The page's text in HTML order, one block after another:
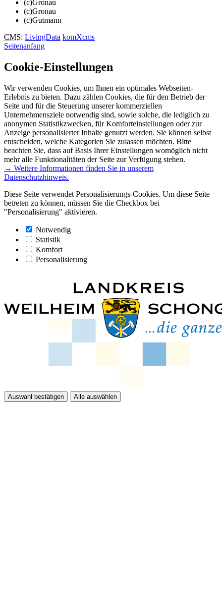
(c)Gronau
(c)Gronau
(c)Gutmann
CMS: LivingData komXcms
Seitenanfang
Cookie-Einstellungen
Wir verwenden Cookies, um Ihnen ein optimales Webseiten-
Erlebnis zu bieten. Dazu zählen Cookies, die für den Betrieb der
Seite und für die Steuerung unserer kommerziellen
Unternehmensziele notwendig sind, sowie solche, die lediglich zu
anonymen Statistikzwecken, für Komforteinstellungen oder zur
Anzeige personalisierter Inhalte genutzt werden. Sie können selbst
entscheiden, welche Kategorien Sie zulassen möchten. Bitte
beachten Sie, dass auf Basis Ihrer Einstellungen womöglich nicht
mehr alle Funktionalitäten der Seite zur Verfügung stehen.
→ Weitere Informationen finden Sie in unserem
Datenschutzhinweis.
Diese Seite verwendet Personalisierungs-Cookies. Um diese Seite
betreten zu können, müssen Sie die Checkbox bei
"Personalisierung" aktivieren.
Notwendig
Statistik
Komfort
Personalisierung
Auswahl bestätigen Alle auswählen